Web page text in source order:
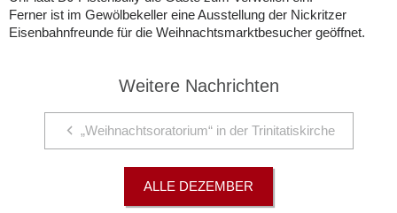
Ferner ist im Gewölbekeller eine Ausstellung der Nickritzer
Eisenbahnfreunde für die Weihnachtsmarktbesucher geöffnet.
Weitere Nachrichten
„Weihnachtsoratorium“ in der Trinitatiskirche
ALLE DEZEMBER